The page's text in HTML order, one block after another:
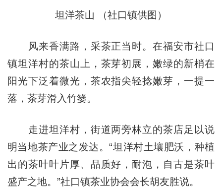
坦洋茶山 （社口镇供图）
风来香满路，采茶正当时。在福安市社口
镇坦洋村的茶山上，茶芽初展，嫩绿的新梢在
阳光下泛着微光，茶农指尖轻捻嫩芽，一提一
落，茶芽滑入竹篓。
走进坦洋村，街道两旁林立的茶店足以说
明当地茶产业之发达。“坦洋村土壤肥沃，种植
出的茶叶叶片厚、品质好，耐泡，自古是茶叶
盛产之地。”社口镇茶业协会会长胡友胜说。